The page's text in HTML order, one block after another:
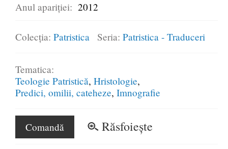
Anul apariției: 2012
Colecția: Patristica Seria: Patristica - Traduceri
Tematica:
Teologie Patristică Hristologie
Predici, omilii, cateheze Imnografie
Comandă Răsfoiește